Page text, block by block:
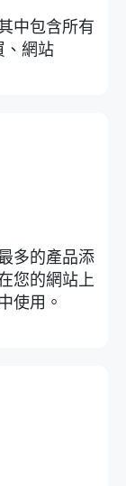
中包含所有
、網站
多的產品添
您的網站上
使用。